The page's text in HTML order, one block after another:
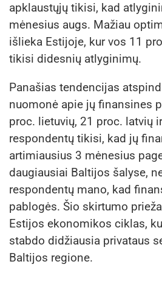
apklaustųjų tikisi, kad
mėnesius augs. Mažiau
išlieka Estijoje, kur vos 11
tikisi didesnių atlyginimų.
Panašias tendencijas
nuomonė apie jų finansines
proc. lietuvių, 21 proc. latvių
respondentų tikisi, kad jų
artimiausius 3 mėnesius
daugiausiai Baltijos šalyse,
respondentų mano, kad
pablogės. Šio skirtumo
Estijos ekonomikos ciklas,
stabdo didžiausia privataus
Baltijos regione.